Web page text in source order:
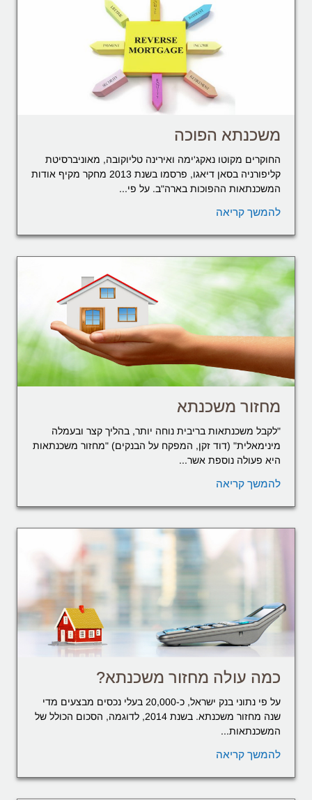
משכנתא הפוכה
החוקרים מקוטו נאקג'ימה ואירינה טליוקובה, מאוניברסיטת
קליפורניה בסאן דיאגו, פרסמו בשנת 2013 מחקר מקיף אודות
המשכנתאות ההפוכות בארה"ב. על פי...
להמשך קריאה
מחזור משכנתא
"לקבל משכנתאות בריבית נוחה יותר, בהליך קצר ובעמלה
מינימאלית" (דוד זקן, המפקח על הבנקים) "מחזור משכנתאות
היא פעולה נוספת אשר...
להמשך קריאה
כמה עולה מחזור משכנתא?
על פי נתוני בנק ישראל, כ-20,000 בעלי נכסים מבצעים מדי
שנה מחזור משכנתא. בשנת 2014, לדוגמה, הסכום הכולל של
המשכנתאות...
להמשך קריאה